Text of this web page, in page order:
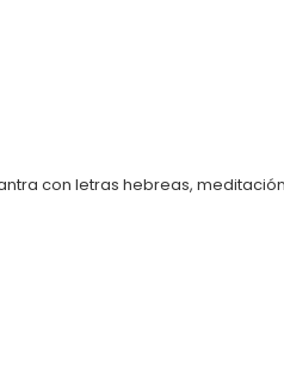
con letras hebreas,